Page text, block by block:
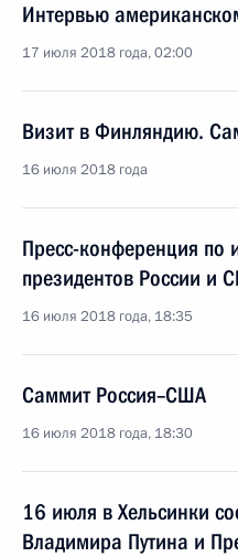
Интервью
17 июля 2018 года, 02:00
Визит в Финляндию.
16 июля 2018 года
Пресс-конференция по
президентов России и
16 июля 2018 года, 18:35
Саммит Россия–США
16 июля 2018 года, 18:30
16 июля в Хельсинки
Владимира Путина и